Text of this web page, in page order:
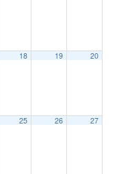
18 19 20
25 26 27